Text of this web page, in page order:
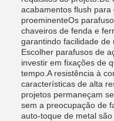
acabamentos flush
proeminenteOs
chaveiros de fenda e
garantindo facilidade de
Escolher parafusos de
investir em fixações de
tempo.A resistência à
características de alta
projetos permaneçam
sem a preocupação de
auto-toque de metal